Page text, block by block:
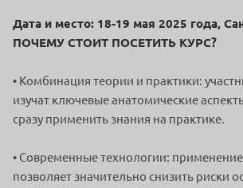
Дата и место: 18-19 мая 2025 года,
ПОЧЕМУ СТОИТ ПОСЕТИТЬ КУРС?
• Комбинация теории и практики:
изучат ключевые анатомические
сразу применить знания на практике.
• Современные технологии:
позволяет значительно снизить риски